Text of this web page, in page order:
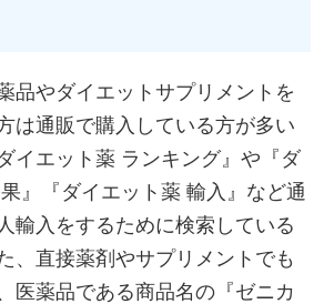
品やダイエットサプリメントを
は通販で購入している方が多い
イエット薬 ランキング』や『ダ
』『ダイエット薬 輸入』など通
輸入をするために検索している
、直接薬剤やサプリメントでも
医薬品である商品名の『ゼニカ